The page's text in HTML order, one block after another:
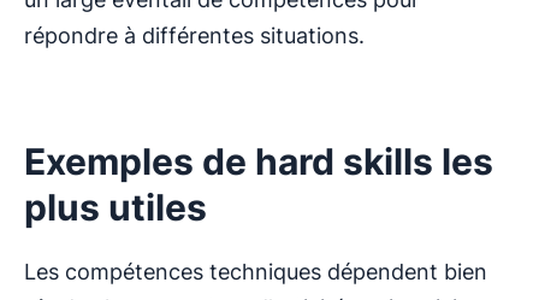
répondre à différentes situations.
Exemples de hard skills les
plus utiles
Les compétences techniques dépendent bien